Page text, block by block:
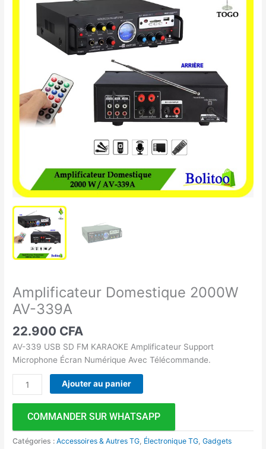
Amplificateur Domestique 2000W
AV-339A
22.900 CFA
AV-339 USB SD FM KARAOKE Amplificateur Support
Microphone Écran Numérique Avec Télécommande.
2000W
Ajouter au panier
COMMANDER SUR WHATSAPP
Catégories :Accessoires & Autres TG, Électronique TG,Gadgets